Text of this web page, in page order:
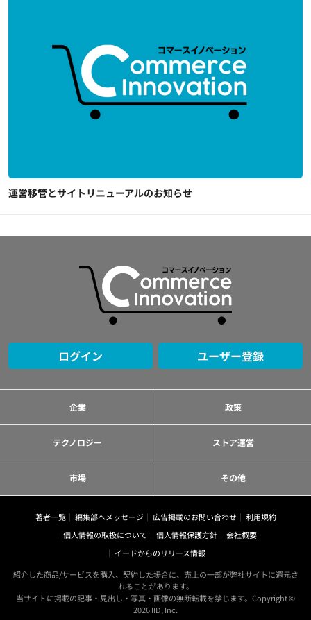
運営移管とサイトリニューアルのお知らせ
ログイン ユーザー登録
企業 政策
テクノロジー ストア運営
市場 その他
著者一覧 編集部へメッセージ 広告掲載のお問い合わせ
利用規約
個人情報の取扱について
個人情報保護方針
会社概要
イードからのリリース情報
紹介した商品/サービスを購入、契約した場合に、売上の一部が弊社サイトに還元さ
れることがあります。
当サイトに掲載の記事・見出し・写真・画像の無断転載を禁じます。Copyright ©
2026 IID, Inc.